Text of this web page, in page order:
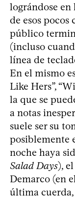
lográndose en
de esos pocos
público
(incluso
línea de
En el mismo
Like Hers”,
la que se
a notas
suele ser su
posiblemente
noche haya
Salad Days),
Demarco (en
última